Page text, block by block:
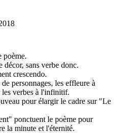
poème.
décor, sans verbe donc.
crescendo.
personnages, les effleure à
les verbes à l'infinitif.
pour élargir le cadre sur "Le
ponctuent le poème pour
la minute et l'éternité.